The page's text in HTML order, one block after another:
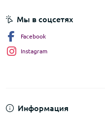
Информация
Мы в соцсетях
Facebook
Instagram